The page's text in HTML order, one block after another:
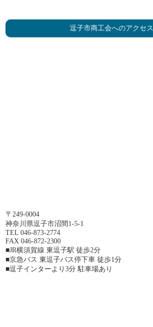
逗子市商工会へのアクセス
〒249-0004
神奈川県逗子市沼間1-5-1
TEL 046-873-2774
FAX 046-872-2300
■JR横須賀線 東逗子駅 徒歩2分
■京急バス 東逗子バス停下車 徒歩1分
■逗子インターより3分 駐車場あり